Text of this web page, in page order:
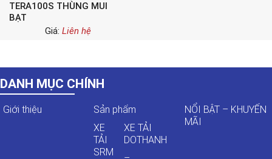
TERA100S THÙNG MUI
BẠT
Giá: Liên hệ
DANH MỤC CHÍNH
Giới thiệu
Sản phẩm
XE
TẢI
SRM
XE TẢI
DOTHANH
NỔI BẬT – KHUYẾN
MÃI